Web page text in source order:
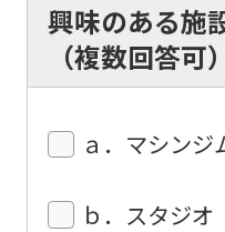
興味のある施
（複数回答可）
ａ．マシン
ｂ．スタジオ